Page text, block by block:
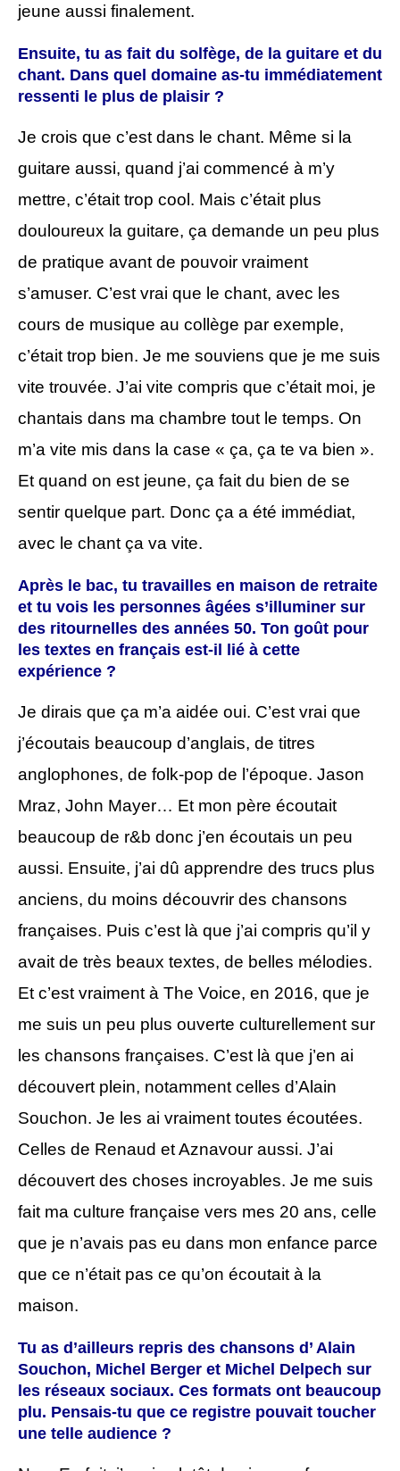
jeune aussi finalement.
Ensuite, tu as fait du solfège, de la guitare et du
chant. Dans quel domaine as-tu immédiatement
ressenti le plus de plaisir ?
Je crois que c’est dans le chant. Même si la
guitare aussi, quand j’ai commencé à m’y
mettre, c’était trop cool. Mais c’était plus
douloureux la guitare, ça demande un peu plus
de pratique avant de pouvoir vraiment
s’amuser. C’est vrai que le chant, avec les
cours de musique au collège par exemple,
c’était trop bien. Je me souviens que je me suis
vite trouvée. J’ai vite compris que c’était moi, je
chantais dans ma chambre tout le temps. On
m’a vite mis dans la case « ça, ça te va bien ».
Et quand on est jeune, ça fait du bien de se
sentir quelque part. Donc ça a été immédiat,
avec le chant ça va vite.
Après le bac, tu travailles en maison de retraite
et tu vois les personnes âgées s’illuminer sur
des ritournelles des années 50. Ton goût pour
les textes en français est-il lié à cette
expérience ?
Je dirais que ça m’a aidée oui. C’est vrai que
j’écoutais beaucoup d’anglais, de titres
anglophones, de folk-pop de l’époque. Jason
Mraz, John Mayer… Et mon père écoutait
beaucoup de r&b donc j’en écoutais un peu
aussi. Ensuite, j’ai dû apprendre des trucs plus
anciens, du moins découvrir des chansons
françaises. Puis c’est là que j’ai compris qu’il y
avait de très beaux textes, de belles mélodies.
Et c’est vraiment à The Voice, en 2016, que je
me suis un peu plus ouverte culturellement sur
les chansons françaises. C’est là que j’en ai
découvert plein, notamment celles d’Alain
Souchon. Je les ai vraiment toutes écoutées.
Celles de Renaud et Aznavour aussi. J’ai
découvert des choses incroyables. Je me suis
fait ma culture française vers mes 20 ans, celle
que je n’avais pas eu dans mon enfance parce
que ce n’était pas ce qu’on écoutait à la
maison.
Tu as d’ailleurs repris des chansons d’ Alain
Souchon, Michel Berger et Michel Delpech sur
les réseaux sociaux. Ces formats ont beaucoup
plu. Pensais-tu que ce registre pouvait toucher
une telle audience ?